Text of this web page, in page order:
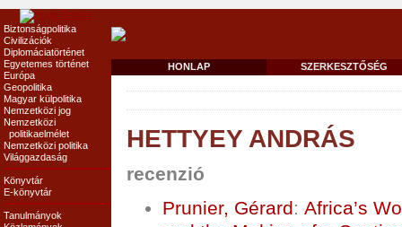
Biztonságpolitika
Civilizációk
Diplomáciatörténet
Egyetemes történet
Európa
Geopolitika
Magyar külpolitika
Nemzetközi jog
Nemzetközi
politikaelmélet
Nemzetközi politika
Világgazdaság
Könyvtár
E-könyvtár
Tanulmányok
HONLAP SZERKESZTŐSÉG
HETTYEY ANDRÁS
recenzió
Prunier, Gérard: Africa’s